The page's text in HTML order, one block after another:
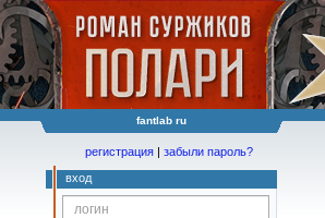
fantlab ru
регистрация | забыли пароль?
вход